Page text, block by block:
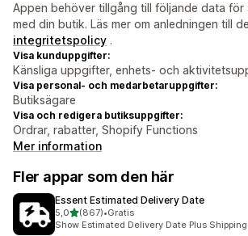
Appen behöver tillgång till följande data för
med din butik. Läs mer om anledningen till
integritetspolicy .
Visa kunduppgifter:
Känsliga uppgifter, enhets- och
Visa personal- och medarbetaruppgifter:
Butiksägare
Visa och redigera butiksuppgifter:
Ordrar, rabatter, Shopify Functions
Mer information
Fler appar som den här
Essent Estimated Delivery Date
5,0av 5 stjärnor
(867)
867 recensioner totalt
•Gratis
Show Estimated Delivery Date Plus Shipping